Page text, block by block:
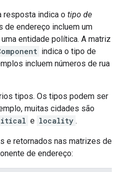
resposta indica o tipo de
de endereço incluem um
entidade política. A matriz
indica o tipo de
incluem números de rua
tipos. Os tipos podem ser
muitas cidades são
e locality .
e retornados nas matrizes de
de endereço: